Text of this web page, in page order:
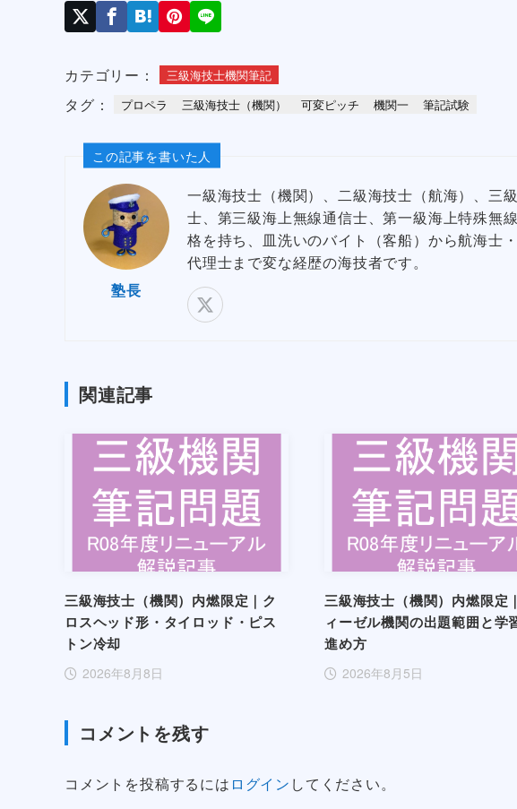
カテゴリー： 三級海技士機関筆記
タグ： プロペラ 三級海技士（機関） 可変ピッチ 機関一 筆記試験
この記事を書いた人
塾長
一級海技士（機関）、二級海技士（航海）、三
士、第三級海上無線通信士、第一級海上特殊無
格を持ち、皿洗いのバイト（客船）から航海士
代理士まで変な経歴の海技者です。
関連記事
三級海技士（機関）内燃限定｜ク
ロスヘッド形・タイロッド・ピス
トン冷却
2026年8月8日
三級海技士（機関）内燃限定
ィーゼル機関の出題範囲と学
進め方
2026年8月5日
コメントを残す
コメントを投稿するには ログイン してください。